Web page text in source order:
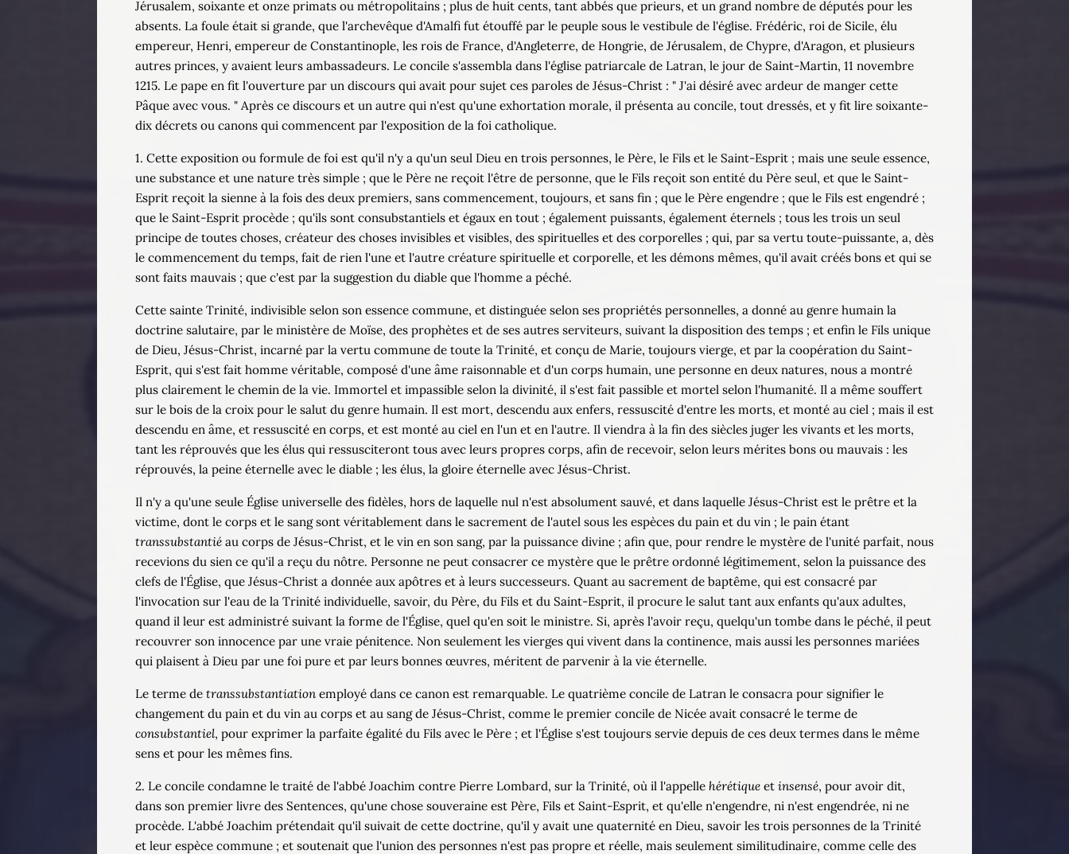
Jérusalem, soixante et onze primats ou métropolitains ; plus de huit cents, tant abbés que prieurs, et un grand nombre de députés pour les
absents. La foule était si grande, que l'archevêque d'Amalfi fut étouffé par le peuple sous le vestibule de l'église. Frédéric, roi de Sicile, élu
empereur, Henri, empereur de Constantinople, les rois de France, d'Angleterre, de Hongrie, de Jérusalem, de Chypre, d'Aragon, et plusieurs
autres princes, y avaient leurs ambassadeurs. Le concile s'assembla dans l'église patriarcale de Latran, le jour de Saint-Martin, 11 novembre
1215. Le pape en fit l'ouverture par un discours qui avait pour sujet ces paroles de Jésus-Christ : " J'ai désiré avec ardeur de manger cette
Pâque avec vous. " Après ce discours et un autre qui n'est qu'une exhortation morale, il présenta au concile, tout dressés, et y fit lire soixante-
dix décrets ou canons qui commencent par l'exposition de la foi catholique.
1. Cette exposition ou formule de foi est qu'il n'y a qu'un seul Dieu en trois personnes, le Père, le Fils et le Saint-Esprit ; mais une seule essence,
une substance et une nature très simple ; que le Père ne reçoit l'être de personne, que le Fils reçoit son entité du Père seul, et que le Saint-
Esprit reçoit la sienne à la fois des deux premiers, sans commencement, toujours, et sans fin ; que le Père engendre ; que le Fils est engendré ;
que le Saint-Esprit procède ; qu'ils sont consubstantiels et égaux en tout ; également puissants, également éternels ; tous les trois un seul
principe de toutes choses, créateur des choses invisibles et visibles, des spirituelles et des corporelles ; qui, par sa vertu toute-puissante, a, dès
le commencement du temps, fait de rien l'une et l'autre créature spirituelle et corporelle, et les démons mêmes, qu'il avait créés bons et qui se
sont faits mauvais ; que c'est par la suggestion du diable que l'homme a péché.
Cette sainte Trinité, indivisible selon son essence commune, et distinguée selon ses propriétés personnelles, a donné au genre humain la
doctrine salutaire, par le ministère de Moïse, des prophètes et de ses autres serviteurs, suivant la disposition des temps ; et enfin le Fils unique
de Dieu, Jésus-Christ, incarné par la vertu commune de toute la Trinité, et conçu de Marie, toujours vierge, et par la coopération du Saint-
Esprit, qui s'est fait homme véritable, composé d'une âme raisonnable et d'un corps humain, une personne en deux natures, nous a montré
plus clairement le chemin de la vie. Immortel et impassible selon la divinité, il s'est fait passible et mortel selon l'humanité. Il a même souffert
sur le bois de la croix pour le salut du genre humain. Il est mort, descendu aux enfers, ressuscité d'entre les morts, et monté au ciel ; mais il est
descendu en âme, et ressuscité en corps, et est monté au ciel en l'un et en l'autre. Il viendra à la fin des siècles juger les vivants et les morts,
tant les réprouvés que les élus qui ressusciteront tous avec leurs propres corps, afin de recevoir, selon leurs mérites bons ou mauvais : les
réprouvés, la peine éternelle avec le diable ; les élus, la gloire éternelle avec Jésus-Christ.
Il n'y a qu'une seule Église universelle des fidèles, hors de laquelle nul n'est absolument sauvé, et dans laquelle Jésus-Christ est le prêtre et la
victime, dont le corps et le sang sont véritablement dans le sacrement de l'autel sous les espèces du pain et du vin ; le pain étant
transsubstantié au corps de Jésus-Christ, et le vin en son sang, par la puissance divine ; afin que, pour rendre le mystère de l'unité parfait, nous
recevions du sien ce qu'il a reçu du nôtre. Personne ne peut consacrer ce mystère que le prêtre ordonné légitimement, selon la puissance des
clefs de l'Église, que Jésus-Christ a donnée aux apôtres et à leurs successeurs. Quant au sacrement de baptême, qui est consacré par
l'invocation sur l'eau de la Trinité individuelle, savoir, du Père, du Fils et du Saint-Esprit, il procure le salut tant aux enfants qu'aux adultes,
quand il leur est administré suivant la forme de l'Église, quel qu'en soit le ministre. Si, après l'avoir reçu, quelqu'un tombe dans le péché, il peut
recouvrer son innocence par une vraie pénitence. Non seulement les vierges qui vivent dans la continence, mais aussi les personnes mariées
qui plaisent à Dieu par une foi pure et par leurs bonnes œuvres, méritent de parvenir à la vie éternelle.
Le terme de transsubstantiation employé dans ce canon est remarquable. Le quatrième concile de Latran le consacra pour signifier le
changement du pain et du vin au corps et au sang de Jésus-Christ, comme le premier concile de Nicée avait consacré le terme de
consubstantiel, pour exprimer la parfaite égalité du Fils avec le Père ; et l'Église s'est toujours servie depuis de ces deux termes dans le même
sens et pour les mêmes fins.
2. Le concile condamne le traité de l'abbé Joachim contre Pierre Lombard, sur la Trinité, où il l'appelle hérétique et insensé, pour avoir dit,
dans son premier livre des Sentences, qu'une chose souveraine est Père, Fils et Saint-Esprit, et qu'elle n'engendre, ni n'est engendrée, ni ne
procède. L'abbé Joachim prétendait qu'il suivait de cette doctrine, qu'il y avait une quaternité en Dieu, savoir les trois personnes de la Trinité
et leur espèce commune ; et soutenait que l'union des personnes n'est pas propre et réelle, mais seulement similitudinaire, comme celle des